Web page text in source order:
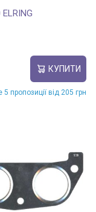
КУПИТИ
5 пропозиції від 205 грн